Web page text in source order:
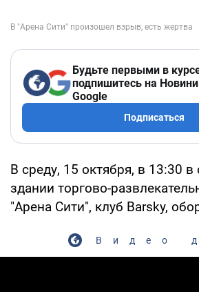
Будьте первыми в
подпишитесь на
Google
Подписаться
В среду, 15 октября, в 13:30
здании торгово-
"Арена Сити", клуб Barsky,
Видео